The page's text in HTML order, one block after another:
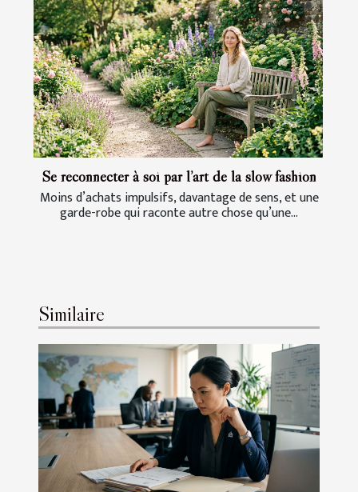
Se reconnecter à soi par l’art de la slow fashion
Moins d’achats impulsifs, davantage de sens, et une
garde-robe qui raconte autre chose qu’une...
Similaire